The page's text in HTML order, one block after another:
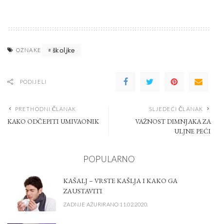
OZNAKE školjke
PODIJELI
PRETHODNI ČLANAK
KAKO ODČEPITI UMIVAONIK
SLJEDEĆI ČLANAK
VAŽNOST DIMNJAKA ZA
ULJNE PEĆI
POPULARNO
KAŠALJ – VRSTE KAŠLJA I KAKO GA
ZAUSTAVITI
ZADNJE AŽURIRANO 11.02.2020.